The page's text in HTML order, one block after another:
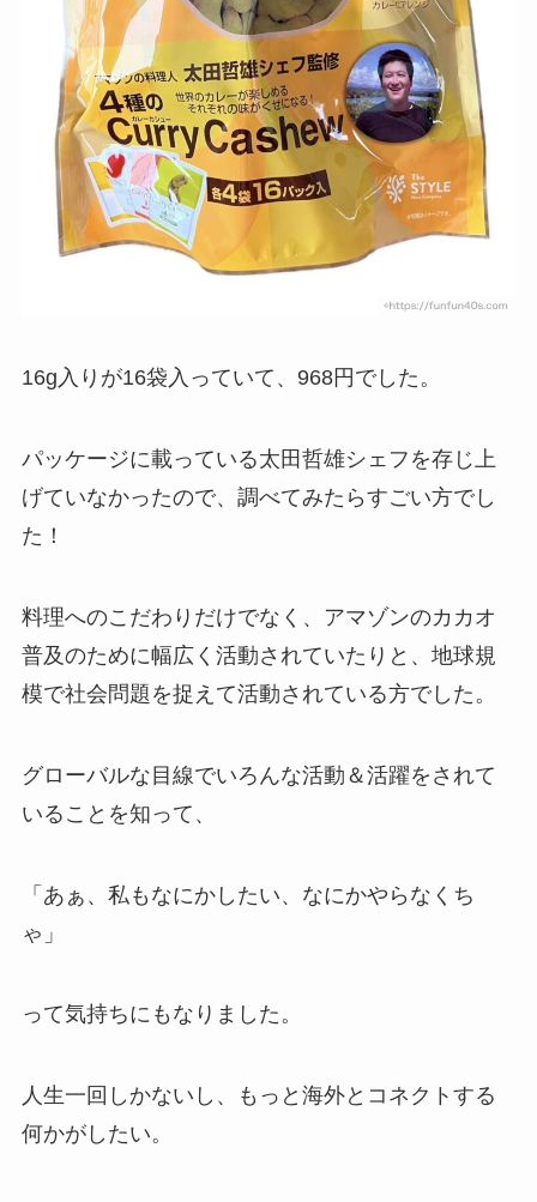
16g入りが16袋入っていて、968円でした。
パッケージに載っている太田哲雄シェフを存じ上
げていなかったので、調べてみたらすごい方でし
た！
料理へのこだわりだけでなく、アマゾンのカカオ
普及のために幅広く活動されていたりと、地球規
模で社会問題を捉えて活動されている方でした。
グローバルな目線でいろんな活動＆活躍をされて
いることを知って、
「あぁ、私もなにかしたい、なにかやらなくち
ゃ」
って気持ちにもなりました。
人生一回しかないし、もっと海外とコネクトする
何かがしたい。